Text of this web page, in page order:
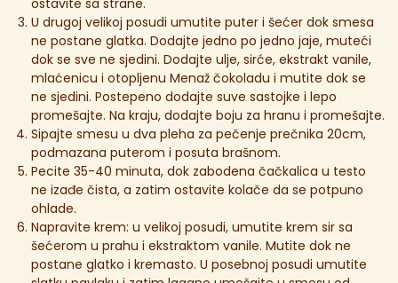
U drugoj velikoj posudi umutite puter i šećer dok smesa
ne postane glatka. Dodajte jedno po jedno jaje, muteći
dok se sve ne sjedini. Dodajte ulje, sirće, ekstrakt vanile,
mlaćenicu i otopljenu Menaž čokoladu i mutite dok se
ne sjedini. Postepeno dodajte suve sastojke i lepo
promešajte. Na kraju, dodajte boju za hranu i promešajte.
Sipajte smesu u dva pleha za pečenje prečnika 20cm,
podmazana puterom i posuta brašnom.
Pecite 35-40 minuta, dok zabodena čačkalica u testo
ne izađe čista, a zatim ostavite kolače da se potpuno
ohlade.
Napravite krem: u velikoj posudi, umutite krem sir sa
šećerom u prahu i ekstraktom vanile. Mutite dok ne
postane glatko i kremasto. U posebnoj posudi umutite